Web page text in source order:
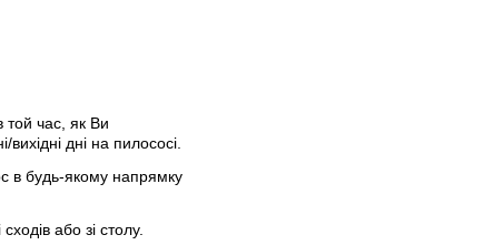
той час, як Ви
дні на пилососі.
в будь-якому напрямку
або зі столу.